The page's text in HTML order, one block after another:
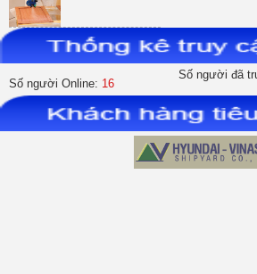
Số người Online: 16
Số người đã